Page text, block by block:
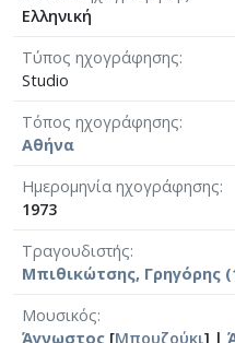
Ελληνική
Τύπος ηχογράφησης
Studio
Τόπος ηχογράφησης
Αθήνα
Ημερομηνία ηχογράφησης
1973
Τραγουδιστής
Μπιθικώτσης, Γρηγόρης
Μουσικός
Άγνωστος [Μπουζούκι] |